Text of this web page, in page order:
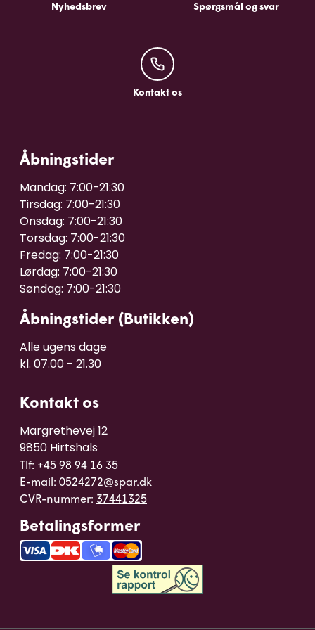
Nyhedsbrev
Spørgsmål og svar
Kontakt os
Kontakt os
Åbningstider
Mandag: 7:00-21:30
Tirsdag: 7:00-21:30
Onsdag: 7:00-21:30
Torsdag: 7:00-21:30
Fredag: 7:00-21:30
Lørdag: 7:00-21:30
Åbningstider (Butikken)
Alle ugens dage
kl. 07.00 - 21.30
Kontakt os
Margrethevej 12
9850 Hirtshals
Tlf: +45 98 94 16 35
E-mail: 0524272@spar.dk
CVR-nummer: 37441325
Betalingsformer